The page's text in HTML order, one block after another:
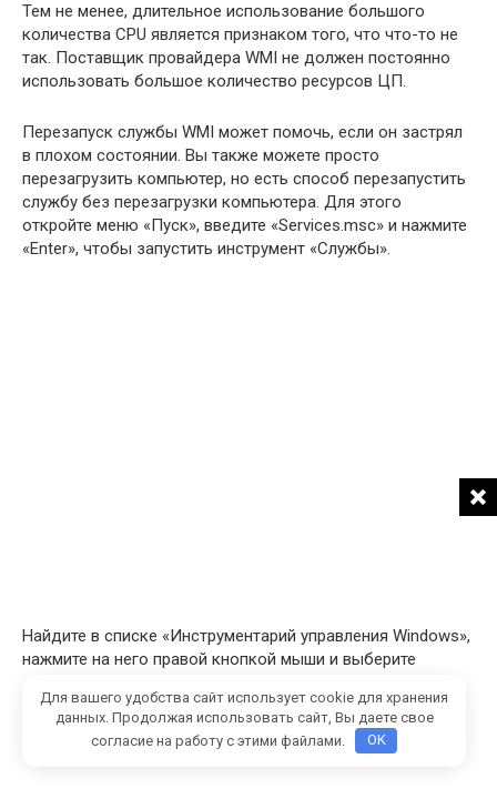
Тем не менее, длительное использование большого
количества CPU является признаком того, что что-то не
так. Поставщик провайдера WMI не должен постоянно
использовать большое количество ресурсов ЦП.
Перезапуск службы WMI может помочь, если он застрял
в плохом состоянии. Вы также можете просто
перезагрузить компьютер, но есть способ перезапустить
службу без перезагрузки компьютера. Для этого
откройте меню «Пуск», введите «Services.msc» и нажмите
«Enter», чтобы запустить инструмент «Службы».
Найдите в списке «Инструментарий управления Windows»,
нажмите на него правой кнопкой мыши и выберите
Для вашего удобства сайт использует cookie для хранения
данных. Продолжая использовать сайт, Вы даете свое
согласие на работу с этими файлами.
OK